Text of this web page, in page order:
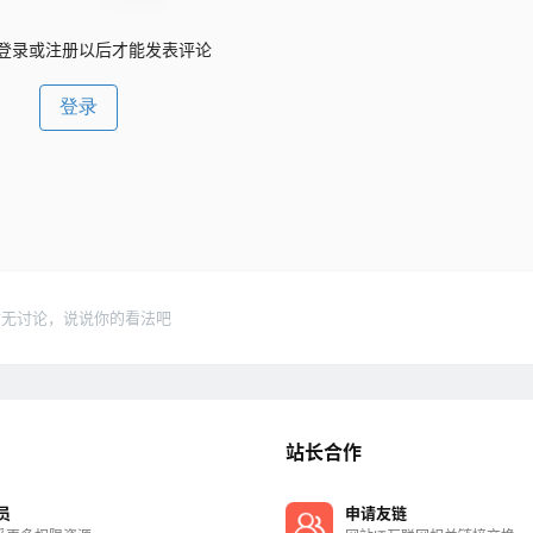
录或注册以后才能发表评论
登录
讨论，说说你的看法吧
站长合作
申请友链